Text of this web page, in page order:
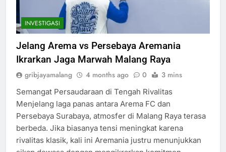
INVESTIGASI
Jelang Arema vs Persebaya Aremania
Ikrarkan Jaga Marwah Malang Raya
gribjayamalang 4 months ago 0 3 mins
Semangat Persaudaraan di Tengah Rivalitas
Menjelang laga panas antara Arema FC dan
Persebaya Surabaya, atmosfer di Malang Raya terasa
berbeda. Jika biasanya tensi meningkat karena
rivalitas klasik, kali ini Aremania justru menunjukkan